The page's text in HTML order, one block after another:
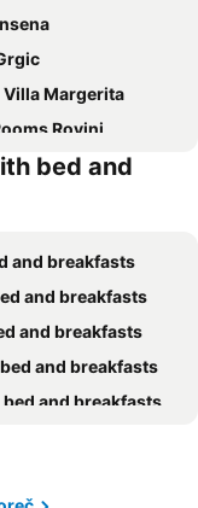
Villa Margerita
Rovinj
bed and
and breakfasts
and breakfasts
and breakfasts
and breakfasts
and breakfasts
bed and breakfasts